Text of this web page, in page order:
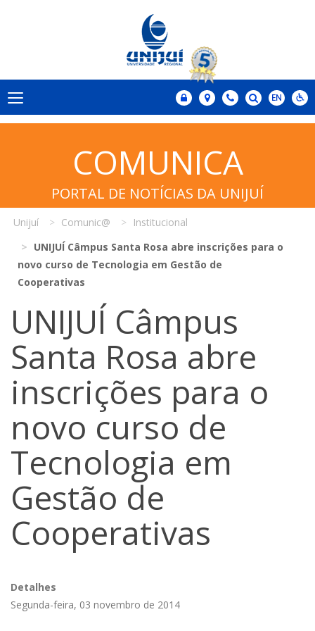
COMUNICA
PORTAL DE NOTÍCIAS DA UNIJUÍ
Unijuí Comunic@
Institucional
UNIJUÍ Câmpus Santa Rosa abre inscrições para o
novo curso de Tecnologia em Gestão de
Cooperativas
UNIJUÍ Câmpus
Santa Rosa abre
inscrições para o
novo curso de
Tecnologia em
Gestão de
Cooperativas
Detalhes
Segunda-feira, 03 novembro de 2014